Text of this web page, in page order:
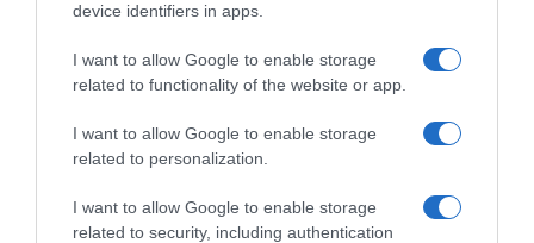
device identifiers in apps.
I want to allow Google to enable storage
related to functionality of the website or app.
I want to allow Google to enable storage
related to personalization.
I want to allow Google to enable storage
related to security, including authentication